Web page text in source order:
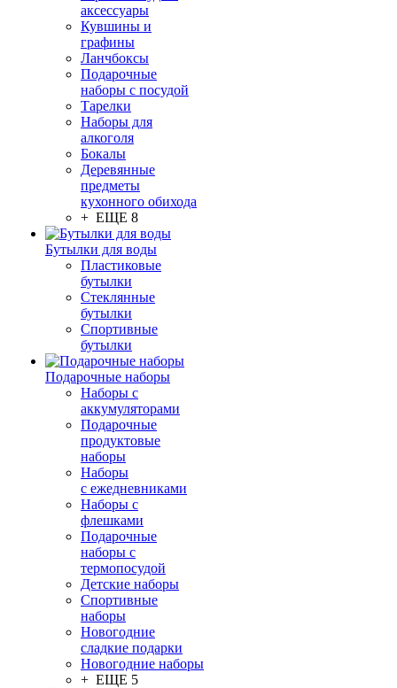
аксессуары
Кувшины и
графины
Ланчбоксы
Подарочные
наборы с посудой
Тарелки
Наборы для
алкоголя
Бокалы
Деревянные
предметы
кухонного обихода
+ ЕЩЕ 8
Бутылки для воды
Пластиковые
бутылки
Стеклянные
бутылки
Спортивные
бутылки
Подарочные наборы
Наборы с
аккумуляторами
Подарочные
продуктовые
наборы
Наборы
с ежедневниками
Наборы с
флешками
Подарочные
наборы с
термопосудой
Детские наборы
Спортивные
наборы
Новогодние
сладкие подарки
Новогодние наборы
+ ЕЩЕ 5